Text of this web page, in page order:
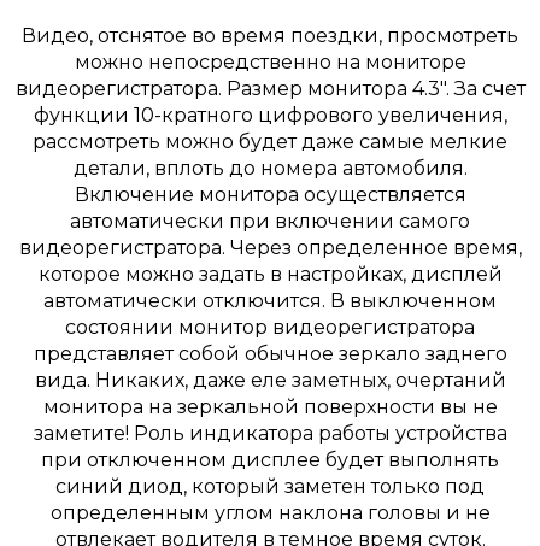
Видео, отснятое во время поездки, просмотреть
можно непосредственно на мониторе
видеорегистратора. Размер монитора 4.3". За счет
функции 10-кратного цифрового увеличения,
рассмотреть можно будет даже самые мелкие
детали, вплоть до номера автомобиля.
Включение монитора осуществляется
автоматически при включении самого
видеорегистратора. Через определенное время,
которое можно задать в настройках, дисплей
автоматически отключится. В выключенном
состоянии монитор видеорегистратора
представляет собой обычное зеркало заднего
вида. Никаких, даже еле заметных, очертаний
монитора на зеркальной поверхности вы не
заметите! Роль индикатора работы устройства
при отключенном дисплее будет выполнять
синий диод, который заметен только под
определенным углом наклона головы и не
отвлекает водителя в темное время суток.